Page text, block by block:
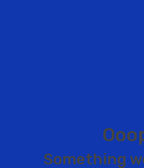
Ooo
Something w